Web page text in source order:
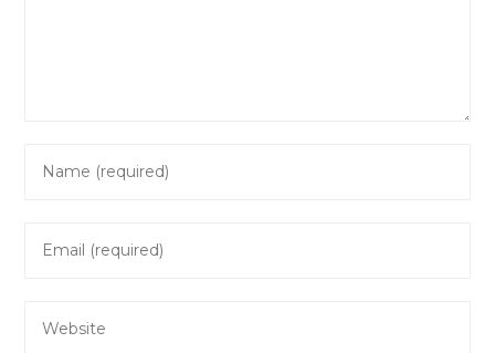
your
comment
your
address
your